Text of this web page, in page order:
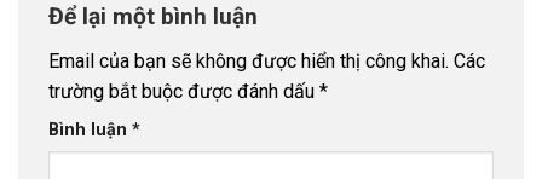
Để lại một bình luận
Email của bạn sẽ không được hiển thị công khai. Các
trường bắt buộc được đánh dấu *
Bình luận *